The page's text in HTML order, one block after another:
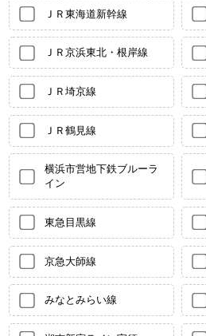
ＪＲ東海道新幹線
ＪＲ京浜東北・根岸線
ＪＲ埼京線
ＪＲ鶴見線
横浜市営地下鉄ブルーラ
イン
東急目黒線
京急大師線
みなとみらい線